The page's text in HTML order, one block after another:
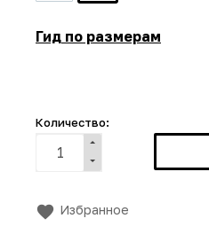
Гид по размерам
Количество:
Избранное